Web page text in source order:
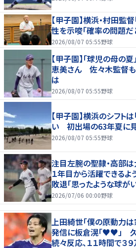
【甲子園】横浜・村田監
性を示唆「確率の問題だ
2026/08/07 05:55野球
【甲子園】「球児の母の
恵美さん 佐々木監督
は
2026/08/07 05:55野球
【甲子園】横浜のシフト
い 初出場の63年夏に
2026/08/07 05:55野球
注目左腕の聖隷・高部
１年目から活躍できるよ
敗退「思ったような球が
2026/07/06 00:00野球
上田綺世「僕の原動力
発信に板倉滉「♥♥」
続々反応、１１時間で３